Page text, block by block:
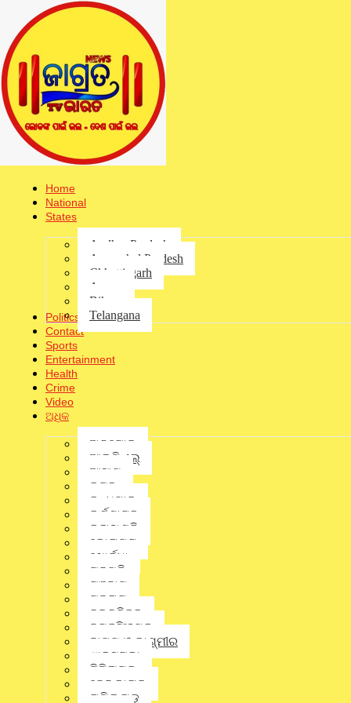
Home
National
States
Andhra Pradesh
Arunachal Pradesh
Chhattisgarh
Assam
Bihar
Telangana
Politics
Contact
Sports
Entertainment
Health
Crime
Video
ଅଧିକ
ଅନୁଗୋଳ
ଆଇପିଏଲ୍
ଆସାମ
କଟକ
କନ୍ଧମାଳ
କର୍ଣ୍ଣାଟକ
କଳାହାଣ୍ଡି
କୋରାପୁଟ
ଖୋର୍ଦ୍ଧା
ଗଜପତି
ଗଞ୍ଜାମ
ଗୁଜୁରାଟ
ଚଳଚ୍ଚିତ୍ର
ଜଗତସିଂହପୁର
ଜାମ୍ମୁ ଓ କାଶ୍ମୀର
ଝାରସୁଗୁଡା
ଟିଟିଲାଗଡ଼
ଢେଙ୍କାନାଳ
ତାମିଲନାଡୁ
ଲୋକସେବା ଭବନରେ ଅଗ୍ନିକାଣ୍ଡ
ଭୁବନେଶ୍ୱର: ଭୁବନେଶ୍ବର ଲୋକସେବା ଭବନରେ ଅଗ୍ନିକାଣ୍ଡ ହୋଇଛି। ବିଦ୍ୟୁତ୍
ପ୍ରକୋଷ୍ଠରେ ଲାଗିଥିବା ଛୋଟଧରଣର ନିଆଁକୁ ଆୟତ୍ତ କଲେ ଅଗ୍ନିଶମ କର୍ମଚାରୀ।
District Latest News, Odisha,State